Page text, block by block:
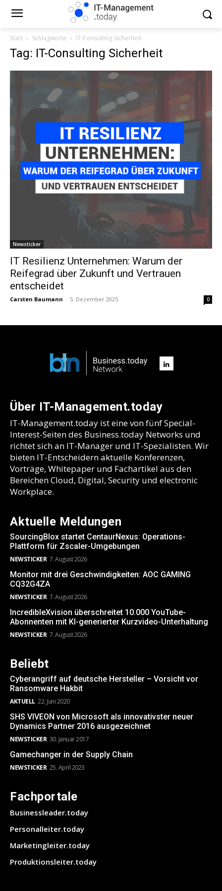
Start Schlagworte IT-Consulting Sicherheit
Tag: IT-Consulting Sicherheit
Newsticker
IT Resilienz Unternehmen: Warum der
Reifegrad über Zukunft und Vertrauen
entscheidet
Carsten Baumann - 5. Dezember 2025 0
Über IT-Management.today
IT-Management.today ist eine von fünf Special-
Interest-Seiten des Business.today Networks und
richtet sich an IT-Manager und IT-Spezialisten. Wir
bieten IT-Entscheidern aktuelle Konferenzen,
Vorträge, Whitepaper und Fachartikel aus den
Bereichen Cloud, Digital, Security und electronic
Workplace.
Aktuelle Meldungen
SourcingBlox startet CentaurNexus: Operations-
Plattform für Zscaler-Umgebungen
NEWSTICKER 7. August 2026
Monitor mit drei Geschwindigkeiten: AOC GAMING
CQ32G4ZA
NEWSTICKER 7. August 2026
IncredibleXvision überschreitet 10.000 YouTube-
Abonnenten mit KI-generierter Kurzvideo-Unterhaltung
NEWSTICKER 7. August 2026
Beliebt
Cyberangriff auf deutsche Hersteller – Vorsicht vor
Ransomware Hakbit
AKTUELL 22. Juni 2020
SHS VIVEON von Microsoft als innovativster neuer
Dynamics Partner 2016 ausgezeichnet
NEWSTICKER 30. Januar 2017
Gamechanger in der Supply Chain
NEWSTICKER 25. April 2023
Fachportale
Businessleader.today
Personalleiter.today
Marketingleiter.today
Produktionsleiter.today